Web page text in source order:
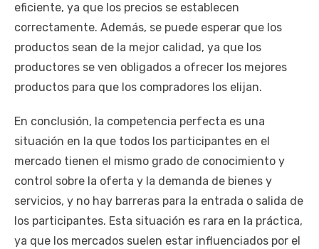
eficiente, ya que los precios se establecen
correctamente. Además, se puede esperar que los
productos sean de la mejor calidad, ya que los
productores se ven obligados a ofrecer los mejores
productos para que los compradores los elijan.
En conclusión, la competencia perfecta es una
situación en la que todos los participantes en el
mercado tienen el mismo grado de conocimiento y
control sobre la oferta y la demanda de bienes y
servicios, y no hay barreras para la entrada o salida de
los participantes. Esta situación es rara en la práctica,
ya que los mercados suelen estar influenciados por el